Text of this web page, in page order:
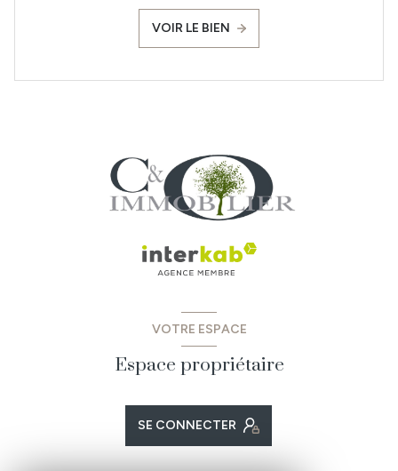
VOIR LE BIEN
VOTRE ESPACE
Espace propriétaire
SE CONNECTER